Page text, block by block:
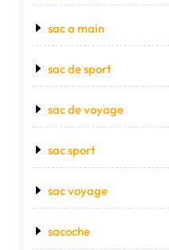
sac a main
sac de sport
sac de voyage
sac sport
sac voyage
sacoche